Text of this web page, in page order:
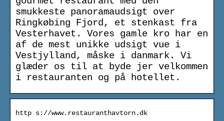
smukkeste panoramaudsigt over
Ringkøbing Fjord, et stenkast fra
Vesterhavet. Vores gamle kro har en
af de mest unikke udsigt vue i
Vestjylland, måske i danmark. Vi
glæder os til at byde jer velkommen
i restauranten og på hotellet.
http s://www.restauranthavtorn.dk